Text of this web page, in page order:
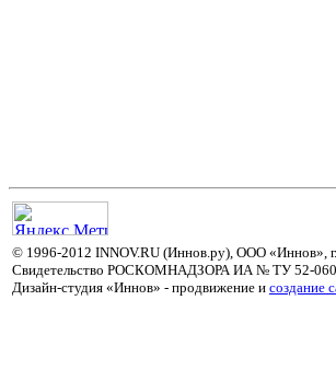
© 1996-2012 INNOV.RU (Иннов.ру), ООО «Иннов»,
Свидетельство РОСКОМНАДЗОРА ИА № ТУ 52-0604
Дизайн-студия «Иннов» - продвижение и cоздание